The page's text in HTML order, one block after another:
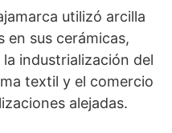
utilizó arcilla
en sus cerámicas,
industrialización del
textil y el comercio
alejadas.